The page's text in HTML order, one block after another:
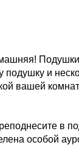
Подушки
подушку и
вашей
в
особой